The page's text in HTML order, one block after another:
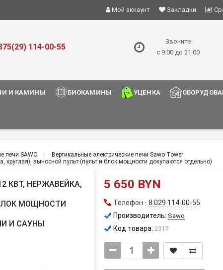
Мой аккаунт Закладки
114-00-55
Звоните
с 9:00 до 21:00
И КАМИНЫ БИОКАМИНЫ УЦЕНКА
печи SAWO
Вертикальные электрические печи Sawo Tower
круглая), выносной пульт (пульт и блок мощности докупаются отдельно)
КВТ, НЕРЖАВЕЙКА,
МОЩНОСТИ
И САУНЫ
5 650 BYN
Телефон - 8 029 114-00-55
Производитель: Sawo
Код товара: 2317